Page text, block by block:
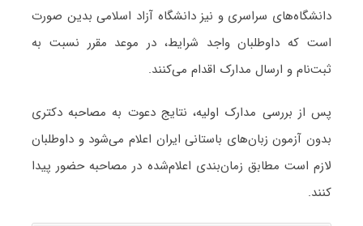
دانشگاه‌های سراسری و نیز دانشگاه آزاد اسلامی بدین صورت
است که داوطلبان واجد شرایط، در موعد مقرر نسبت به
ثبت‌نام و ارسال مدارک اقدام می‌کنند.
پس از بررسی مدارک اولیه، نتایج دعوت به مصاحبه دکتری
بدون آزمون زبان‌های باستانی ایران اعلام می‌شود و داوطلبان
لازم است مطابق زمان‌بندی اعلام‌شده در مصاحبه حضور پیدا
کنند.